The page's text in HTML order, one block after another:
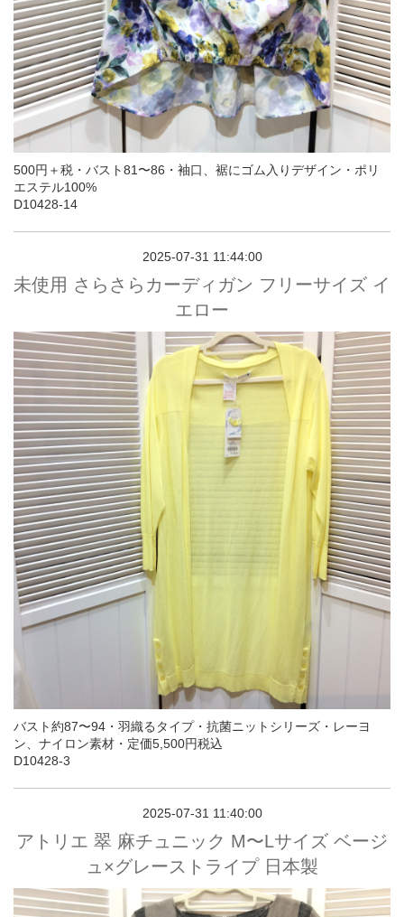
500円＋税・バスト81〜86・袖口、裾にゴム入りデザイン・ポリ
エステル100%
D10428-14
2025-07-31 11:44:00
未使用 さらさらカーディガン フリーサイズ イ
エロー
バスト約87〜94・羽織るタイプ・抗菌ニットシリーズ・レーヨ
ン、ナイロン素材・定価5,500円税込
D10428-3
2025-07-31 11:40:00
アトリエ 翠 麻チュニック M〜Lサイズ ベージ
ュ×グレーストライプ 日本製